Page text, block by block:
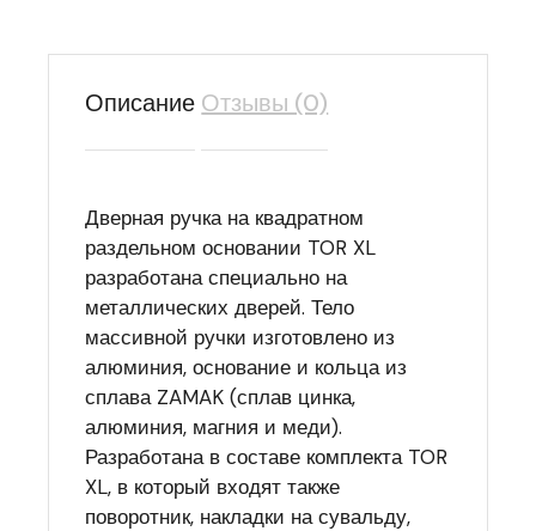
Описание Отзывы (0)
Дверная ручка на квадратном
раздельном основании TOR XL
разработана специально на
металлических дверей. Тело
массивной ручки изготовлено из
алюминия, основание и кольца из
сплава ZAMAK (сплав цинка,
алюминия, магния и меди).
Разработана в составе комплекта TOR
XL, в который входят также
поворотник, накладки на сувальду,